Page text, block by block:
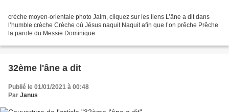
crèche moyen-orientale photo Jalm, cliquez sur les liens L’âne a dit dans
l’humble crèche Crèche où Jésus naquit Naquit afin que l’on prêche Prêche
la parole du Messie Dominique
32ème l'âne a dit
Publié le 01/01/2021 à 00:48
Par Janus